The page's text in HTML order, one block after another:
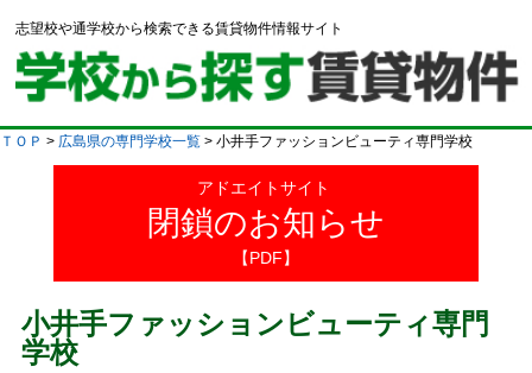
志望校や通学校から検索できる賃貸物件情報サイト
ＴＯＰ > 広島県の専門学校一覧 > 小井手ファッションビューティ専門学校
アドエイトサイト
閉鎖のお知らせ
【PDF】
小井手ファッションビューティ専門
学校